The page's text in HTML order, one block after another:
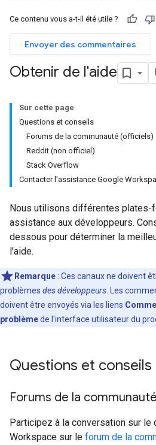
Ce contenu vous a-t-il été utile ?
Envoyer des commentaires
Obtenir de l'aide
Sur cette page
Questions et conseils
Forums de la communauté (officiels)
Reddit (non officiel)
Stack Overflow
Contacter l'assistance Google
Nous utilisons différentes plates-
assistance aux développeurs.
dessous pour déterminer la
l'aide.
Remarque : Ces canaux ne doivent
problèmes des développeurs . Les
doivent être envoyés via les liens
problèmede l'interface utilisateur du
Questions et conseils
Forums de la
Participez à la conversation sur le
Workspace sur le forum de la